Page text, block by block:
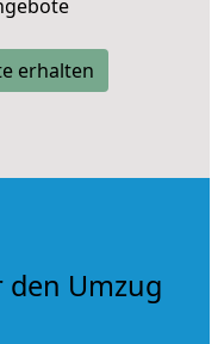
erhalten
Umzug